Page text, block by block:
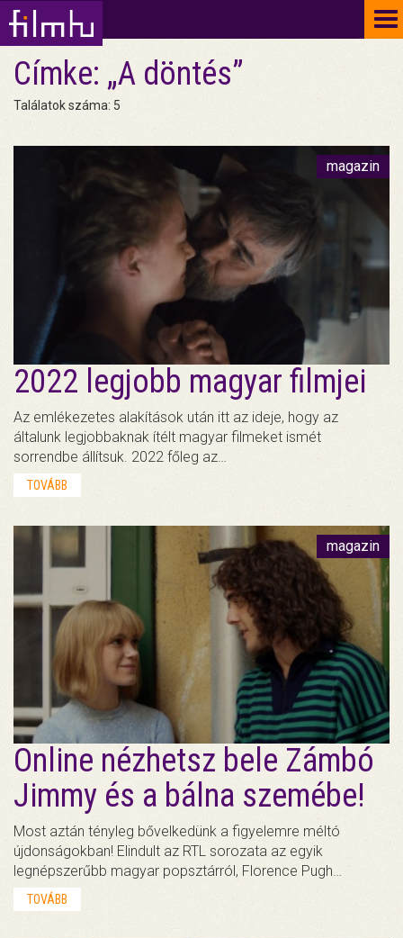
Címke: „A döntés”
Találatok száma: 5
magazin
2022 legjobb magyar filmjei
Az emlékezetes alakítások után itt az ideje, hogy az
általunk legjobbaknak ítélt magyar filmeket ismét
sorrendbe állítsuk. 2022 főleg az…
TOVÁBB
magazin
Online nézhetsz bele Zámbó
Jimmy és a bálna szemébe!
Most aztán tényleg bővelkedünk a figyelemre méltó
újdonságokban! Elindult az RTL sorozata az egyik
legnépszerűbb magyar popsztárról, Florence Pugh…
TOVÁBB